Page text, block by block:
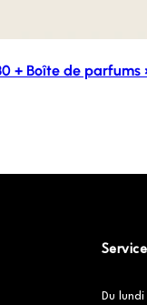
+ Boîte de parfums
Du